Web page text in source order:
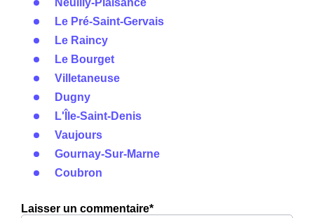
Neuilly-Plaisance
Le Pré-Saint-Gervais
Le Raincy
Le Bourget
Villetaneuse
Dugny
L'Île-Saint-Denis
Vaujours
Gournay-Sur-Marne
Coubron
Laisser un commentaire*